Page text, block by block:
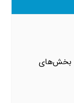
بخش‌های